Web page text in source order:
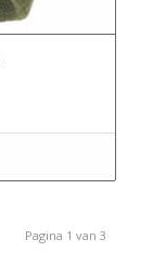
Pagina 1 van 3